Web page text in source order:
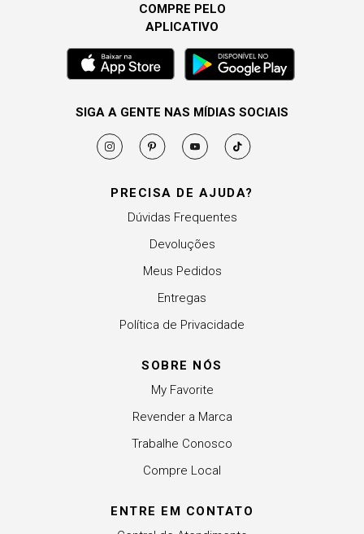
PRECISA DE AJUDA?
Dúvidas Frequentes
Devoluções
Meus Pedidos
Entregas
Política de Privacidade
SOBRE NÓS
My Favorite
Revender a Marca
Trabalhe Conosco
Compre Local
ENTRE EM CONTATO
COMPRE PELO
APLICATIVO
SIGA A GENTE NAS MÍDIAS SOCIAIS